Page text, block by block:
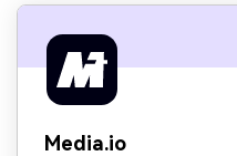
Media.io